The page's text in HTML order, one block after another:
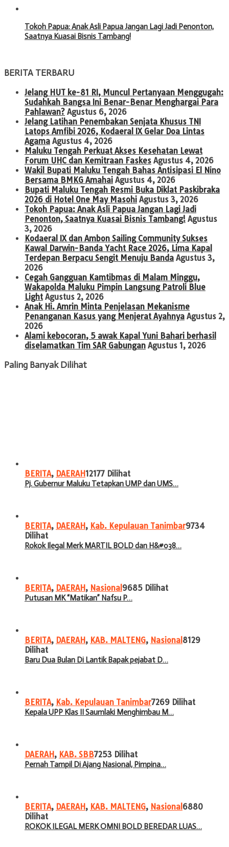
Tokoh Papua: Anak Asli Papua Jangan Lagi Jadi Penonton,
Saatnya Kuasai Bisnis Tambang!
BERITA TERBARU
Jelang HUT ke-81 RI, Muncul Pertanyaan Menggugah:
Sudahkah Bangsa Ini Benar-Benar Menghargai Para
Pahlawan? Agustus 6, 2026
Jelang Latihan Penembakan Senjata Khusus TNI
Latops Amfibi 2026, Kodaeral IX Gelar Doa Lintas
Agama Agustus 4, 2026
Maluku Tengah Perkuat Akses Kesehatan Lewat
Forum UHC dan Kemitraan Faskes Agustus 4, 2026
Wakil Bupati Maluku Tengah Bahas Antisipasi El Nino
Bersama BMKG Amahai Agustus 4, 2026
Bupati Maluku Tengah Resmi Buka Diklat Paskibraka
2026 di Hotel One May Masohi Agustus 3, 2026
Tokoh Papua: Anak Asli Papua Jangan Lagi Jadi
Penonton, Saatnya Kuasai Bisnis Tambang! Agustus
3, 2026
Kodaeral IX dan Ambon Sailing Community Sukses
Kawal Darwin-Banda Yacht Race 2026, Lima Kapal
Terdepan Berpacu Sengit Menuju Banda Agustus 3,
2026
Cegah Gangguan Kamtibmas di Malam Minggu,
Wakapolda Maluku Pimpin Langsung Patroli Blue
Light Agustus 2, 2026
Anak Hi. Amrin Minta Penjelasan Mekanisme
Penanganan Kasus yang Menjerat Ayahnya Agustus 2,
2026
Alami kebocoran, 5 awak Kapal Yuni Bahari berhasil
diselamatkan Tim SAR Gabungan Agustus 1, 2026
Paling Banyak Dilihat
BERITA, DAERAH12177 Dilihat
Pj. Gubernur Maluku Tetapkan UMP dan UMS…
BERITA, DAERAH, Kab. Kepulauan Tanimbar9734
Dilihat
Rokok Ilegal Merk MARTIL BOLD dan H&#038…
BERITA, DAERAH, Nasional 9685 Dilihat
Putusan MK “Matikan” Nafsu P…
BERITA, DAERAH, KAB. MALTENG, Nasional 8129
Dilihat
Baru Dua Bulan Di Lantik Bapak pejabat D…
BERITA, Kab. Kepulauan Tanimbar7269 Dilihat
Kepala UPP Klas II Saumlaki Menghimbau M…
DAERAH, KAB. SBB7253 Dilihat
Pernah Tampil Di Ajang Nasional, Pimpina…
BERITA, DAERAH, KAB. MALTENG, Nasional 6880
Dilihat
ROKOK ILEGAL MERK OMNI BOLD BEREDAR LUAS…